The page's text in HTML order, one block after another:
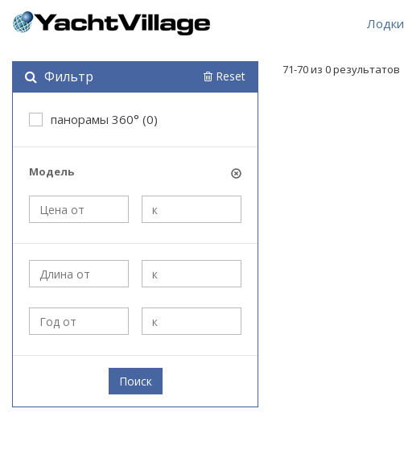
Лодки
Фильтр Reset
панорамы 360° (0)
Модель
Поиск
71-70 из 0 результатов